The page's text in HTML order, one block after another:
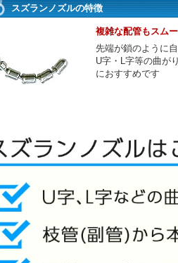
スズランノズルの特徴
複雑な配管もスム
先端が鎖のように
U字・L字等の曲が
におすすめです